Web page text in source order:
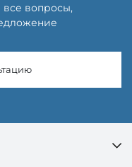
вопросы,